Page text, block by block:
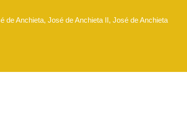
de Anchieta, José de Anchieta II, José de Anchieta